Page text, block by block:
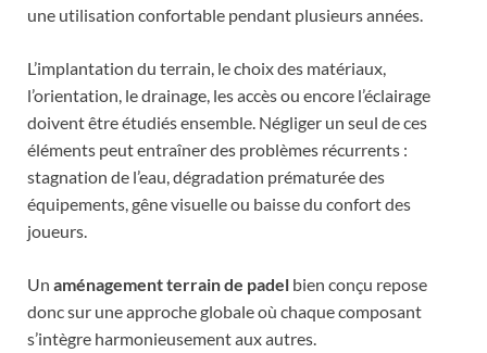
une utilisation confortable pendant plusieurs années.
L’implantation du terrain, le choix des matériaux,
l’orientation, le drainage, les accès ou encore l’éclairage
doivent être étudiés ensemble. Négliger un seul de ces
éléments peut entraîner des problèmes récurrents :
stagnation de l’eau, dégradation prématurée des
équipements, gêne visuelle ou baisse du confort des
joueurs.
Un aménagement terrain de padel bien conçu repose
donc sur une approche globale où chaque composant
s’intègre harmonieusement aux autres.